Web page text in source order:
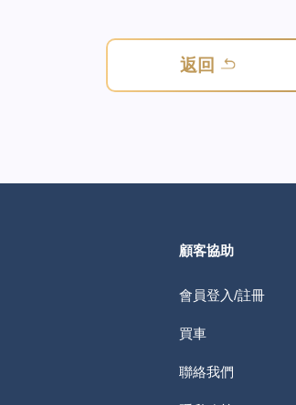
返回
顧客協助
會員登入/註冊
買車
聯絡我們